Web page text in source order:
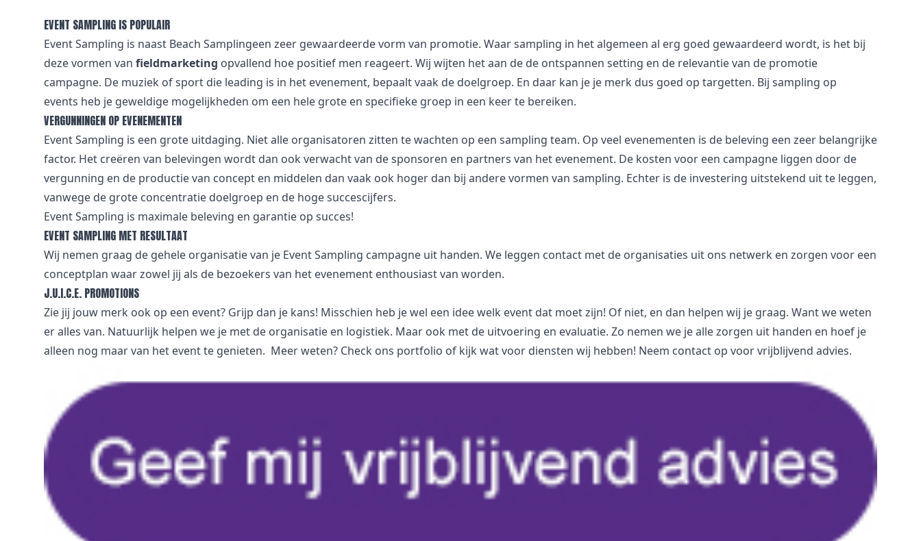
EVENT SAMPLING IS POPULAIR
Event Sampling is naast Beach Samplingeen zeer gewaardeerde vorm van promotie. Waar sampling in het algemeen al erg goed gewaardeerd wordt, is het bij
deze vormen van fieldmarketing opvallend hoe positief men reageert. Wij wijten het aan de de ontspannen setting en de relevantie van de promotie
campagne. De muziek of sport die leading is in het evenement, bepaalt vaak de doelgroep. En daar kan je je merk dus goed op targetten. Bij sampling op
events heb je geweldige mogelijkheden om een hele grote en specifieke groep in een keer te bereiken.
VERGUNNINGEN OP EVENEMENTEN
Event Sampling is een grote uitdaging. Niet alle organisatoren zitten te wachten op een sampling team. Op veel evenementen is de beleving een zeer belangrijke
factor. Het creëren van belevingen wordt dan ook verwacht van de sponsoren en partners van het evenement. De kosten voor een campagne liggen door de
vergunning en de productie van concept en middelen dan vaak ook hoger dan bij andere vormen van sampling. Echter is de investering uitstekend uit te leggen,
vanwege de grote concentratie doelgroep en de hoge succescijfers.
Event Sampling is maximale beleving en garantie op succes!
EVENT SAMPLING MET RESULTAAT
Wij nemen graag de gehele organisatie van je Event Sampling campagne uit handen. We leggen contact met de organisaties uit ons netwerk en zorgen voor een
conceptplan waar zowel jij als de bezoekers van het evenement enthousiast van worden.
J.U.I.C.E. PROMOTIONS
Zie jij jouw merk ook op een event? Grijp dan je kans! Misschien heb je wel een idee welk event dat moet zijn! Of niet, en dan helpen wij je graag. Want we weten
er alles van. Natuurlijk helpen we je met de organisatie en logistiek. Maar ook met de uitvoering en evaluatie. Zo nemen we je alle zorgen uit handen en hoef je
alleen nog maar van het event te genieten. Meer weten? Check ons portfolio of kijk wat voor diensten wij hebben! Neem contact op voor vrijblijvend advies.